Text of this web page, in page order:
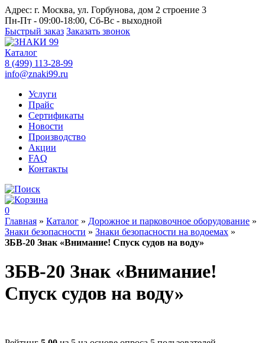
Адрес: г. Москва, ул. Горбунова, дом 2 строение 3
Пн-Пт - 09:00-18:00, Сб-Вс - выходной
Быстрый заказ Заказать звонок
Каталог
8 (499) 113-28-99
info@znaki99.ru
Услуги
Прайс
Сертификаты
Новости
Производство
Акции
FAQ
Контакты
0
Главная » Каталог » Дорожное и парковочное оборудование »
Знаки безопасности » Знаки безопасности на водоемах »
ЗБВ-20 Знак «Внимание! Спуск судов на воду»
ЗБВ-20 Знак «Внимание!
Спуск судов на воду»